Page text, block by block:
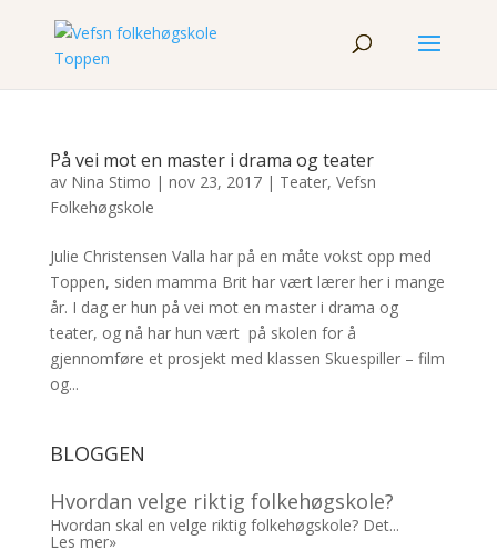
På vei mot en master i drama og teater
av Nina Stimo | nov 23, 2017| Teater, Vefsn
Folkehøgskole
Julie Christensen Valla har på en måte vokst opp med
Toppen, siden mamma Brit har vært lærer her i mange
år. I dag er hun på vei mot en master i drama og
teater, og nå har hun vært på skolen for å
gjennomføre et prosjekt med klassen Skuespiller – film
og...
BLOGGEN
Hvordan velge riktig folkehøgskole?
Hvordan skal en velge riktig folkehøgskole? Det...
Les mer»